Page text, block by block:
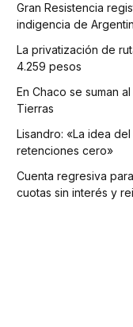
Gran Resistencia
indigencia de
La privatización de
4.259 pesos
En Chaco se suman
Tierras
Lisandro: «La idea
retenciones cero»
Cuenta regresiva
cuotas sin interés y